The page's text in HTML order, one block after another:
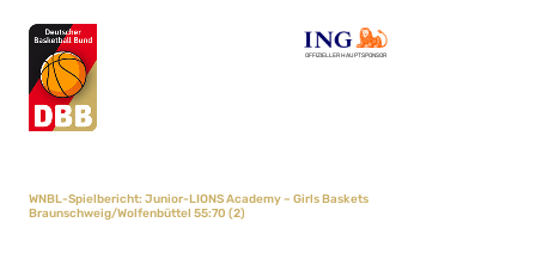
OFFIZIELLER HAUPTSPONSOR
WNBL-Spielbericht: Junior-LIONS Academy – Girls Baskets
Braunschweig/Wolfenbüttel 55:70 (2)